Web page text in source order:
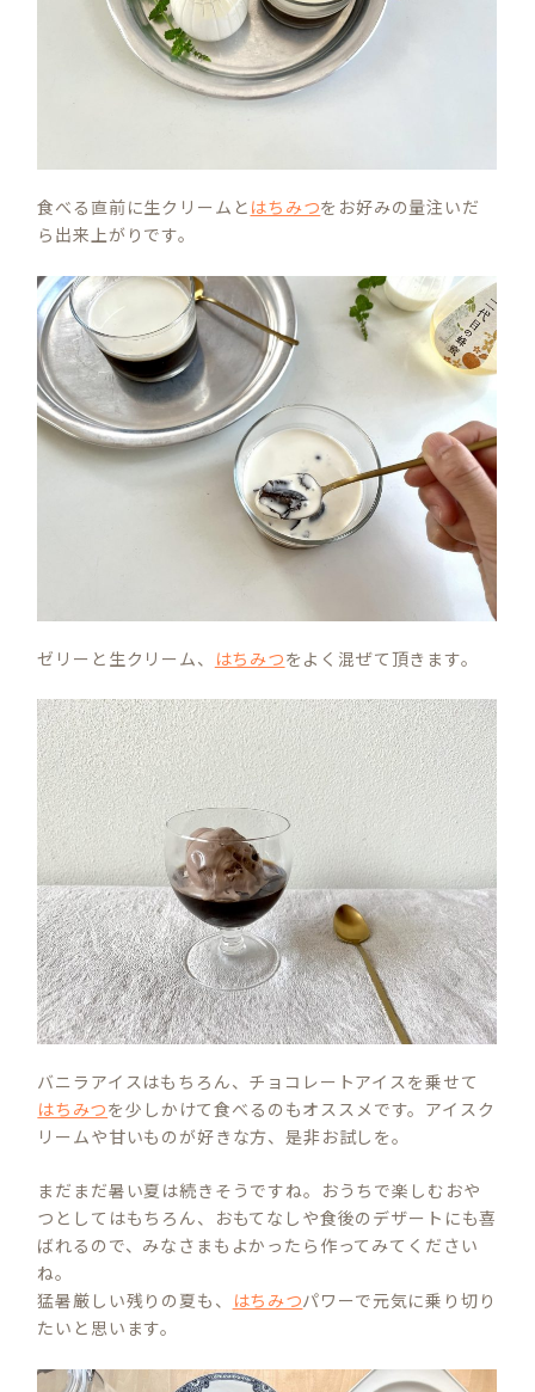
食べる直前に生クリームと はちみつをお好みの量注いだ
ら出来上がりです。
ゼリーと生クリーム、 はちみつをよく混ぜて頂きます。
バニラアイスはもちろん、チョコレートアイスを乗せて
はちみつを少しかけて食べるのもオススメです。アイスク
リームや甘いものが好きな方、是非お試しを。
まだまだ暑い夏は続きそうですね。おうちで楽しむおや
つとしてはもちろん、おもてなしや食後のデザートにも喜
ばれるので、みなさまもよかったら作ってみてください
ね。
猛暑厳しい残りの夏も、 はちみつパワーで元気に乗り切り
たいと思います。